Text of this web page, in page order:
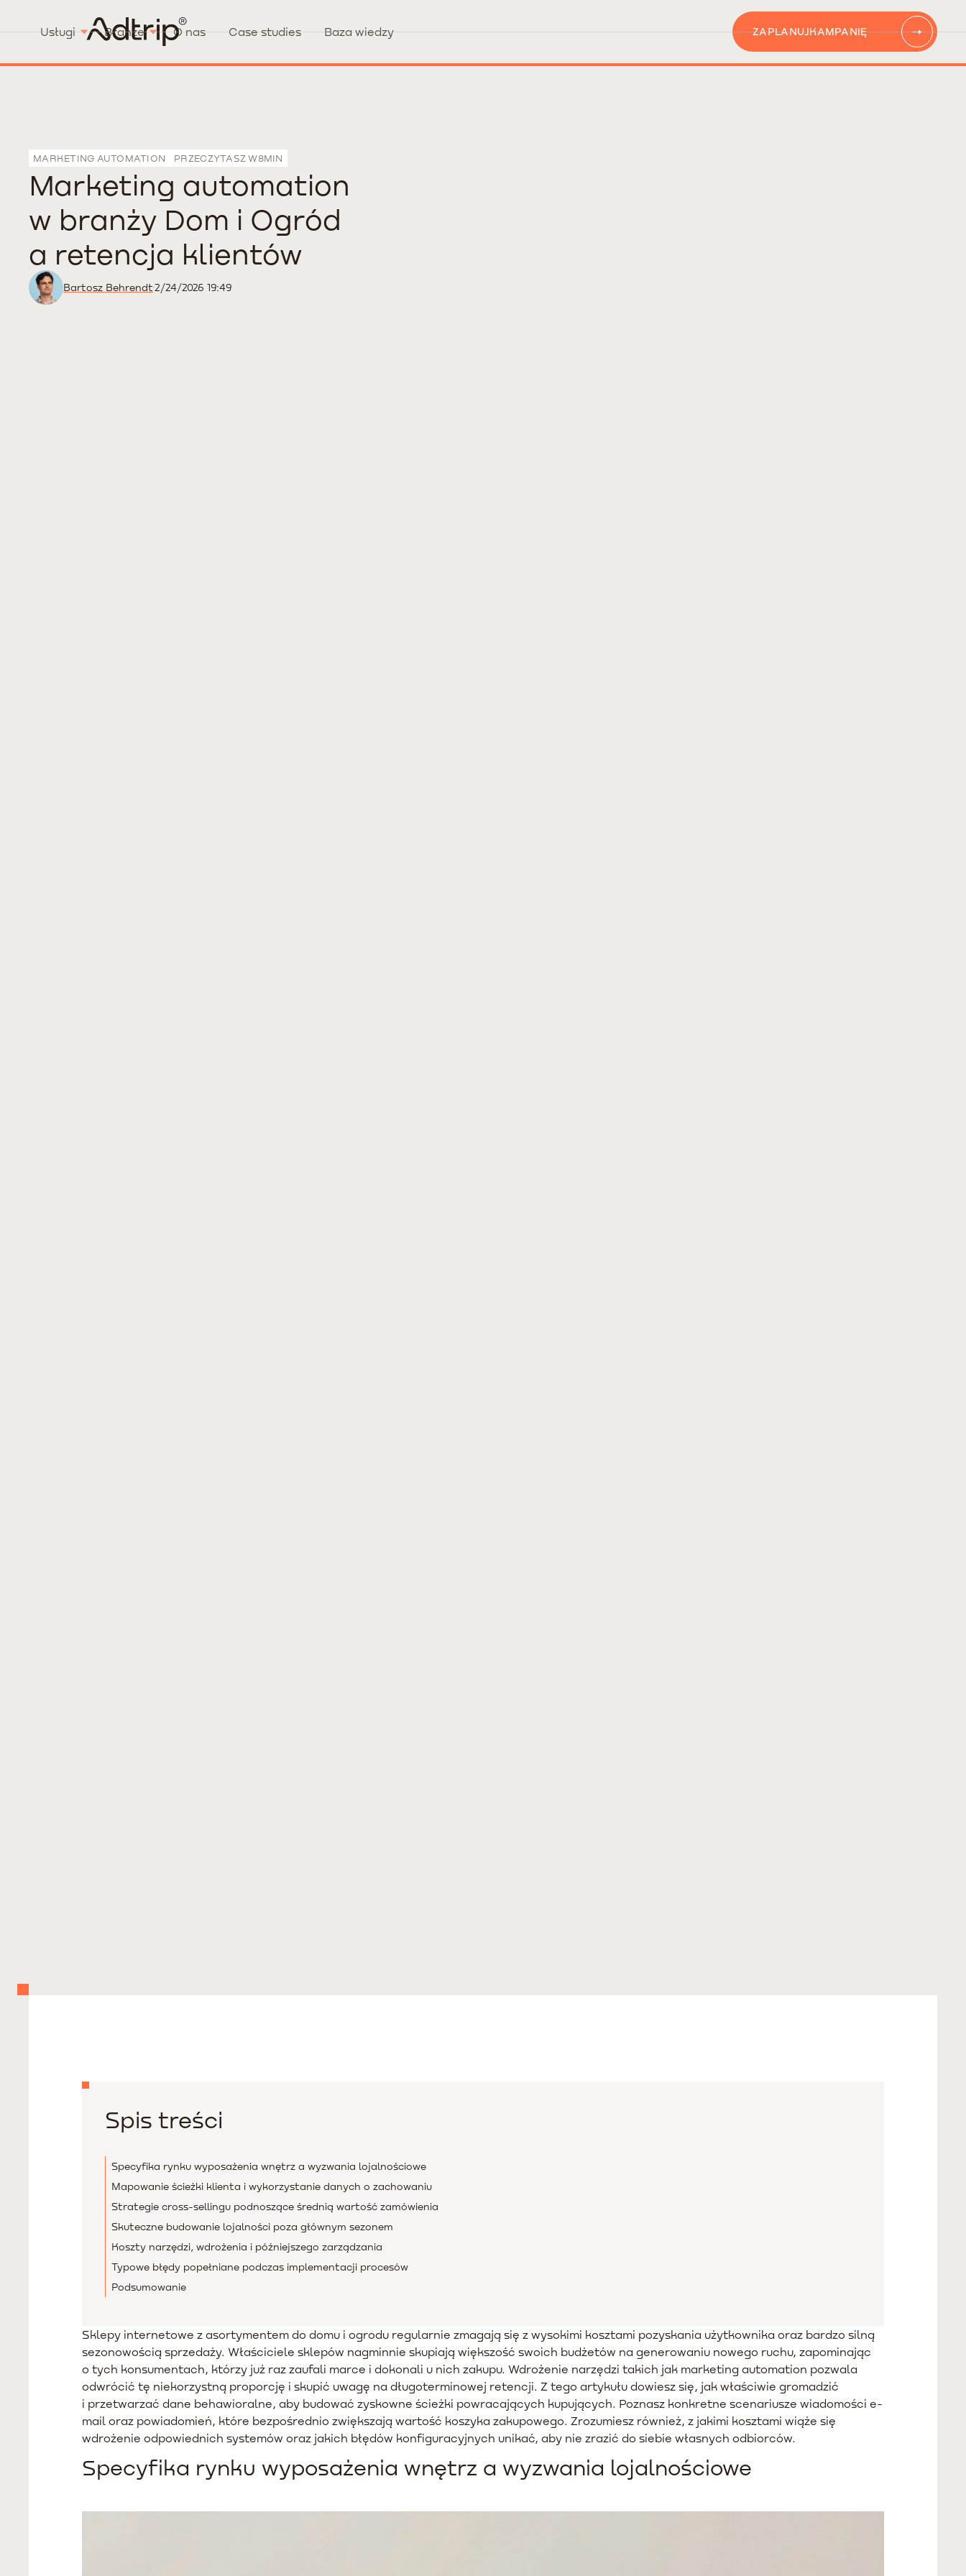
Usługi Branże O nas Case studies Baza wiedzy ZAPLANUJKAMPANIĘ
MARKETING AUTOMATION PRZECZYTASZ W8MIN
Marketing automation
w branży Dom i Ogród
a retencja klientów
Bartosz Behrendt2/24/2026 19:49
Spis treści
Specyfika rynku wyposażenia wnętrz a wyzwania lojalnościowe
Mapowanie ścieżki klienta i wykorzystanie danych o zachowaniu
Strategie cross-sellingu podnoszące średnią wartość zamówienia
Skuteczne budowanie lojalności poza głównym sezonem
Koszty narzędzi, wdrożenia i późniejszego zarządzania
Typowe błędy popełniane podczas implementacji procesów
Podsumowanie
Sklepy internetowe z asortymentem do domu i ogrodu regularnie zmagają się z wysokimi kosztami pozyskania użytkownika oraz bardzo silną
sezonowością sprzedaży. Właściciele sklepów nagminnie skupiają większość swoich budżetów na generowaniu nowego ruchu, zapominając
o tych konsumentach, którzy już raz zaufali marce i dokonali u nich zakupu. Wdrożenie narzędzi takich jak marketing automation pozwala
odwrócić tę niekorzystną proporcję i skupić uwagę na długoterminowej retencji. Z tego artykułu dowiesz się, jak właściwie gromadzić
i przetwarzać dane behawioralne, aby budować zyskowne ścieżki powracających kupujących. Poznasz konkretne scenariusze wiadomości e-
mail oraz powiadomień, które bezpośrednio zwiększają wartość koszyka zakupowego. Zrozumiesz również, z jakimi kosztami wiąże się
wdrożenie odpowiednich systemów oraz jakich błędów konfiguracyjnych unikać, aby nie zrazić do siebie własnych odbiorców.
Specyfika rynku wyposażenia wnętrz a wyzwania lojalnościowe